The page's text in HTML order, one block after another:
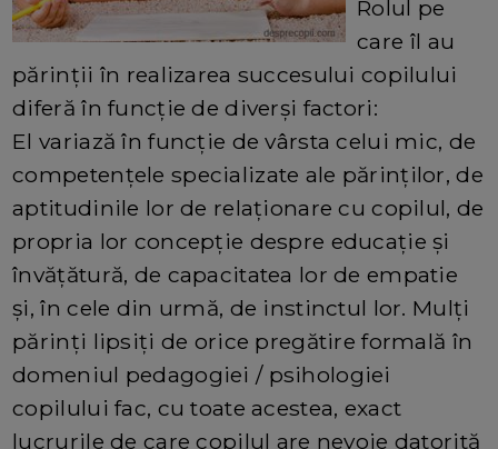
Rolul pe
care îl au
părinții în realizarea succesului copilului
diferă în funcție de diverși factori:
El variază în funcție de vârsta celui mic, de
competențele specializate ale părinților, de
aptitudinile lor de relaționare cu copilul, de
propria lor concepție despre educație și
învățătură, de capacitatea lor de empatie
și, în cele din urmă, de instinctul lor. Mulți
părinți lipsiți de orice pregătire formală în
domeniul pedagogiei / psihologiei
copilului fac, cu toate acestea, exact
lucrurile de care copilul are nevoie datorită